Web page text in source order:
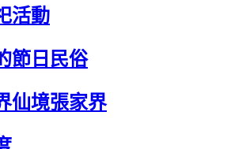
活動
節日民俗
仙境張家界